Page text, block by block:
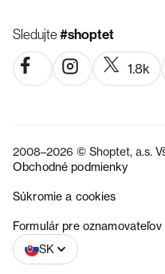
Sledujte#shoptet
1.8k
2008–2026 © Shoptet, a.s.
Obchodné podmienky
Súkromie a cookies
Formulár pre oznamovateľov
SK